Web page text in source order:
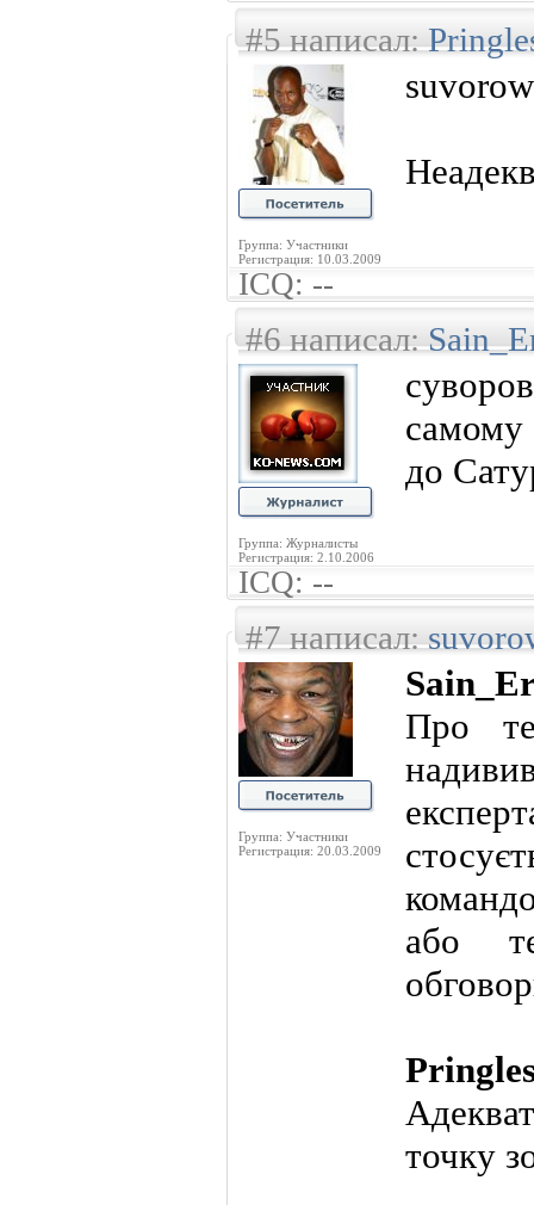
#5 написал:
Группа: Участники
Регистрация: 10.03.2009
suvorow
ICQ: --
#6 написал:
Группа: Журналисты
Регистрация: 2.10.2006
самому
до
ICQ: --
#7 написал:
Группа: Участники
Регистрация: 20.03.2009
Про
або
точку